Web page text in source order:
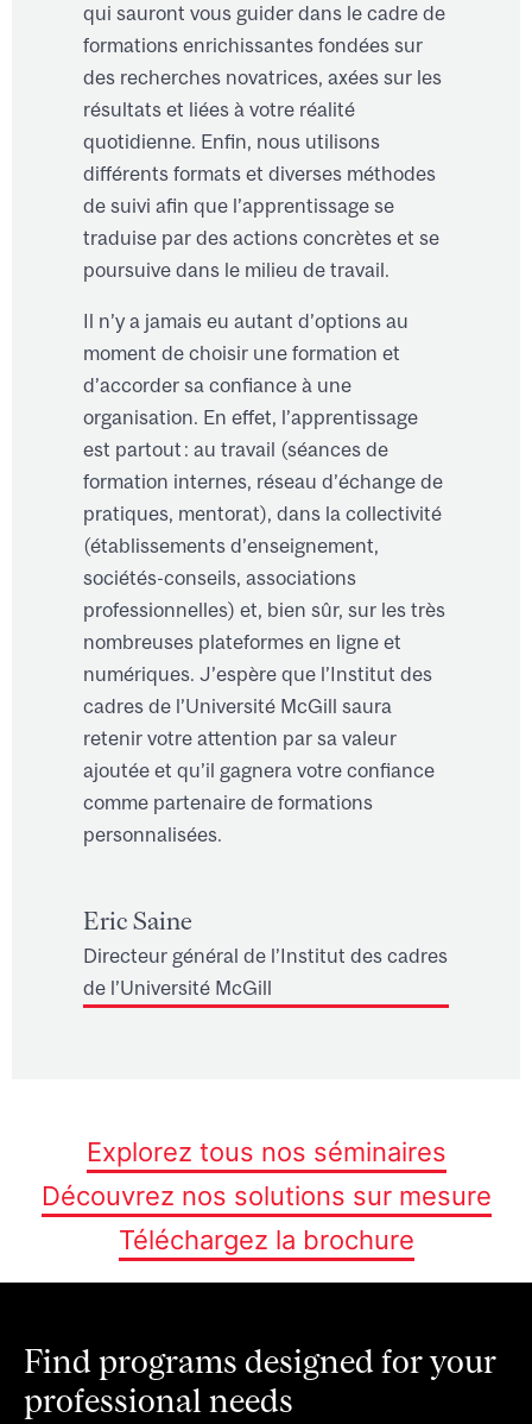
qui sauront vous guider dans le cadre de
formations enrichissantes fondées sur
des recherches novatrices, axées sur les
résultats et liées à votre réalité
quotidienne. Enfin, nous utilisons
différents formats et diverses méthodes
de suivi afin que l’apprentissage se
traduise par des actions concrètes et se
poursuive dans le milieu de travail.
Il n’y a jamais eu autant d’options au
moment de choisir une formation et
d’accorder sa confiance à une
organisation. En effet, l’apprentissage
est partout : au travail (séances de
formation internes, réseau d’échange de
pratiques, mentorat), dans la collectivité
(établissements d’enseignement,
sociétés-conseils, associations
professionnelles) et, bien sûr, sur les très
nombreuses plateformes en ligne et
numériques. J’espère que l’Institut des
cadres de l’Université McGill saura
retenir votre attention par sa valeur
ajoutée et qu’il gagnera votre confiance
comme partenaire de formations
personnalisées.
Eric Saine
Directeur général de l’Institut des cadres
de l’Université McGill
Explorez tous nos séminaires
Découvrez nos solutions sur mesure
Téléchargez la brochure
Find programs designed for your
professional needs